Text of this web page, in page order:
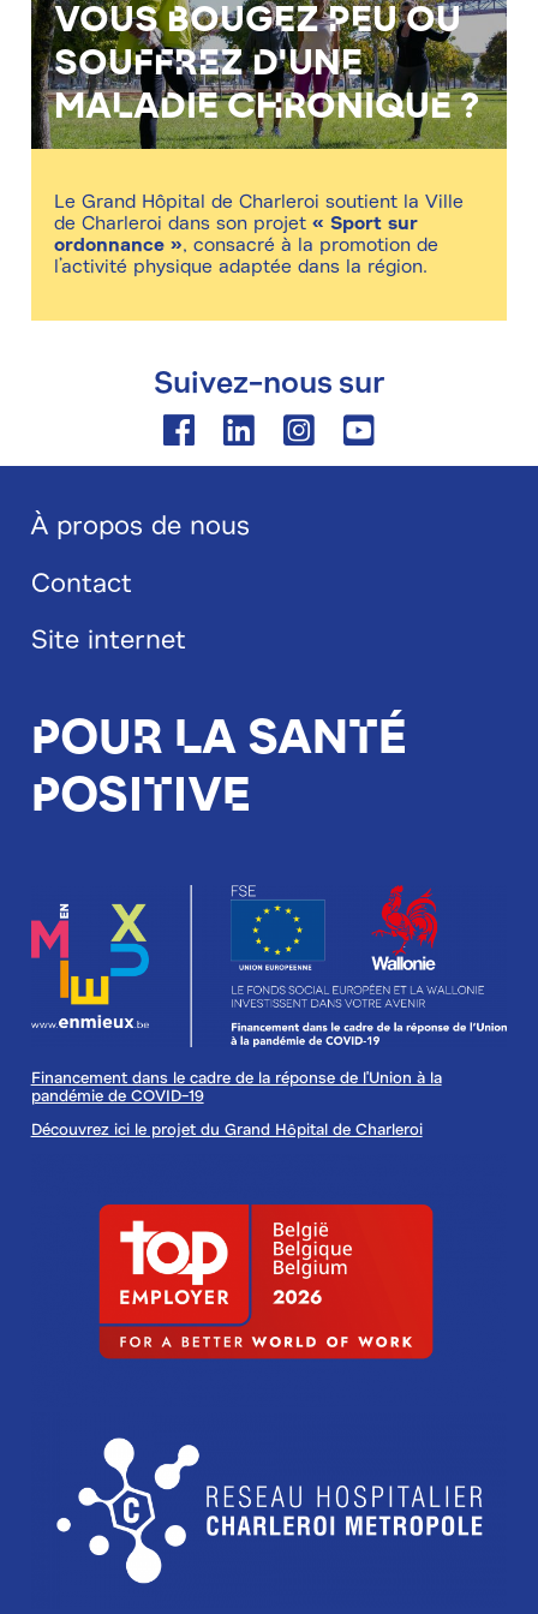
Vous bougez peu ou
souffrez d'une
maladie chronique ?
Le Grand Hôpital de Charleroi soutient la Ville
de Charleroi dans son projet « Sport sur
ordonnance », consacré à la promotion de
l’activité physique adaptée dans la région.
Suivez-nous sur
FacebookLinkedinInstagramYoutube
Blog
footer
À propos de nous
Contact
Site internet
Pour la santé
positive
Financement dans le cadre de la réponse de l'Union à la
pandémie de COVID-19
Découvrez ici le projet du Grand Hôpital de Charleroi